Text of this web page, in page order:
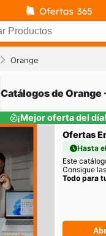
Orange
Catálogos de
¡Mejor oferta del día!
Ofertas
Hasta
Este
Consigue
Todo para